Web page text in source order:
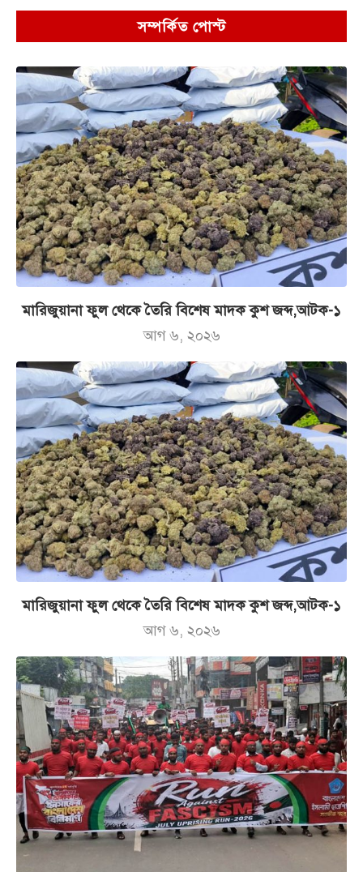
সম্পর্কিত পোস্ট
মারিজুয়ানা ফুল থেকে তৈরি বিশেষ মাদক কুশ জব্দ,আটক-১
আগ ৬, ২০২৬
মারিজুয়ানা ফুল থেকে তৈরি বিশেষ মাদক কুশ জব্দ,আটক-১
আগ ৬, ২০২৬